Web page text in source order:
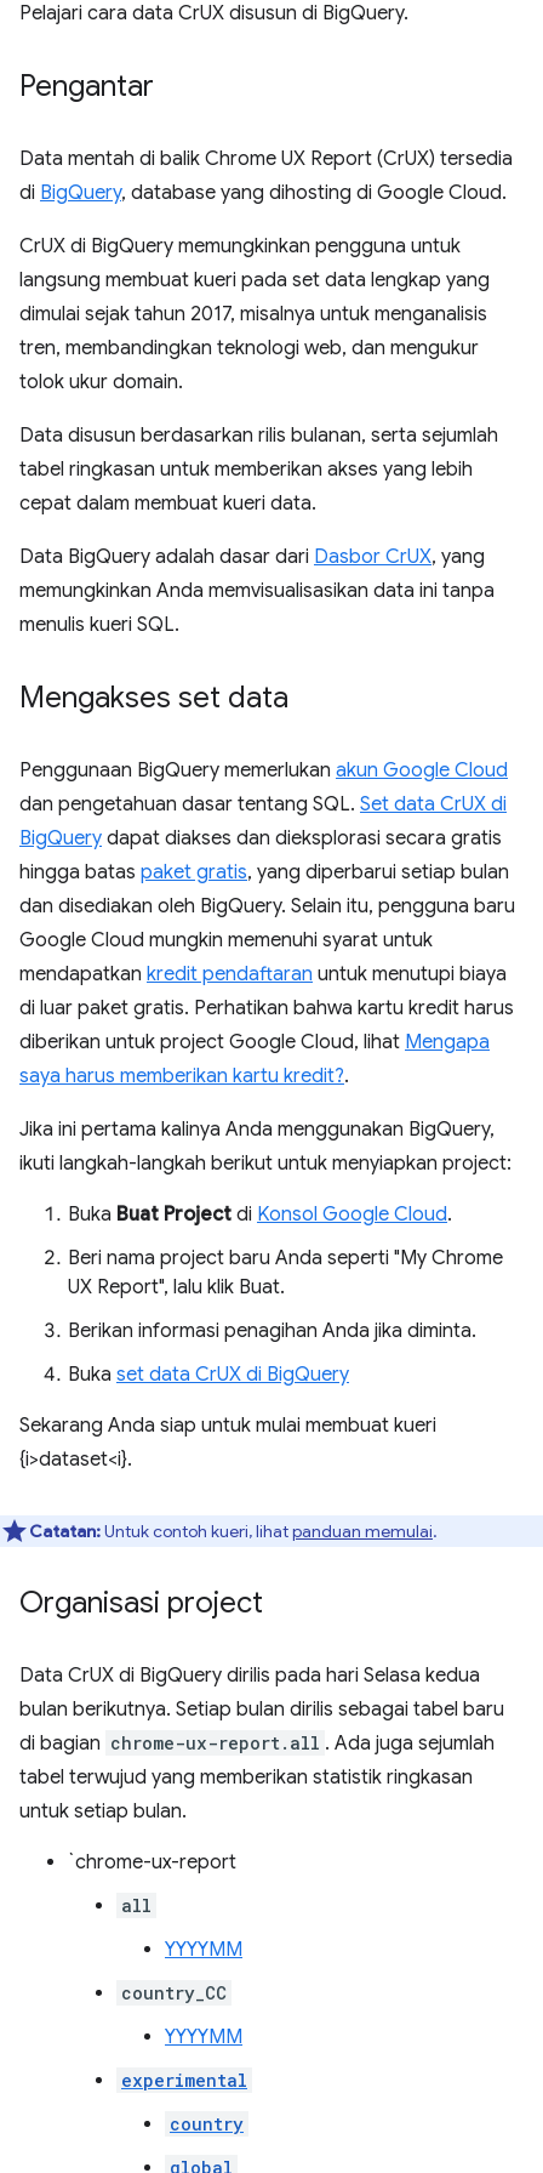
Pelajari cara data CrUX disusun di BigQuery.
Pengantar
Data mentah di balik Chrome UX Report (CrUX) tersedia
di BigQuery, database yang dihosting di Google Cloud.
CrUX di BigQuery memungkinkan pengguna untuk
langsung membuat kueri pada set data lengkap yang
dimulai sejak tahun 2017, misalnya untuk menganalisis
tren, membandingkan teknologi web, dan mengukur
tolok ukur domain.
Data disusun berdasarkan rilis bulanan, serta sejumlah
tabel ringkasan untuk memberikan akses yang lebih
cepat dalam membuat kueri data.
Data BigQuery adalah dasar dari Dasbor CrUX, yang
memungkinkan Anda memvisualisasikan data ini tanpa
menulis kueri SQL.
Mengakses set data
Penggunaan BigQuery memerlukan akun Google Cloud
dan pengetahuan dasar tentang SQL. Set data CrUX di
BigQuery dapat diakses dan dieksplorasi secara gratis
hingga batas paket gratis, yang diperbarui setiap bulan
dan disediakan oleh BigQuery. Selain itu, pengguna baru
Google Cloud mungkin memenuhi syarat untuk
mendapatkan kredit pendaftaran untuk menutupi biaya
di luar paket gratis. Perhatikan bahwa kartu kredit harus
diberikan untuk project Google Cloud, lihat Mengapa
saya harus memberikan kartu kredit?.
Jika ini pertama kalinya Anda menggunakan BigQuery,
ikuti langkah-langkah berikut untuk menyiapkan project:
Buka Buat Project di Konsol Google Cloud.
Beri nama project baru Anda seperti "My Chrome
UX Report", lalu klik Buat.
Berikan informasi penagihan Anda jika diminta.
Buka set data CrUX di BigQuery
Sekarang Anda siap untuk mulai membuat kueri
{i>dataset<i}.
Catatan:Untuk contoh kueri, lihatpanduan memulai.
Organisasi project
Data CrUX di BigQuery dirilis pada hari Selasa kedua
bulan berikutnya. Setiap bulan dirilis sebagai tabel baru
di bagian chrome-ux-report.all . Ada juga sejumlah
tabel terwujud yang memberikan statistik ringkasan
untuk setiap bulan.
`chrome-ux-report
all
YYYYMM
country_CC
YYYYMM
experimental
country
global